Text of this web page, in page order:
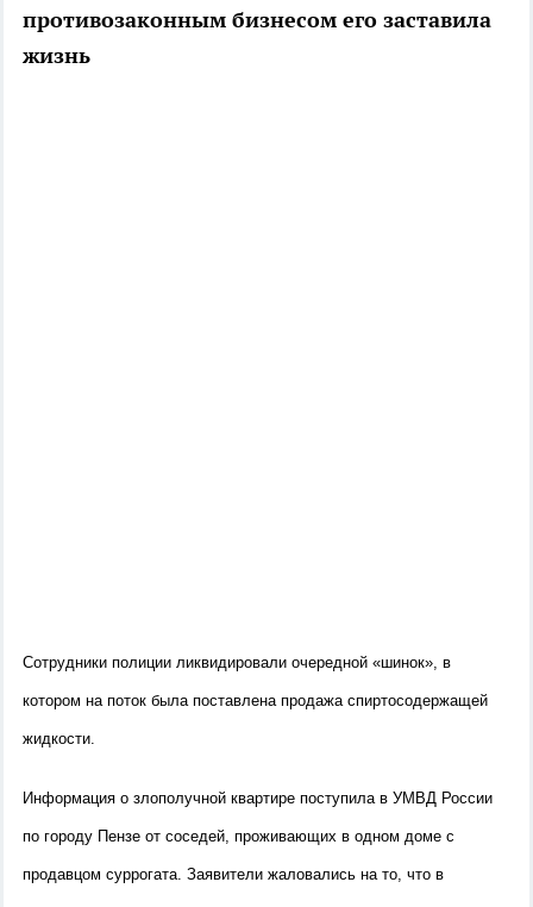
противозаконным бизнесом его заставила
жизнь
Сотрудники полиции ликвидировали очередной «шинок», в
котором на поток была поставлена продажа спиртосодержащей
жидкости.
Информация о злополучной квартире поступила в УМВД России
по городу Пензе от соседей, проживающих в одном доме с
продавцом суррогата. Заявители жаловались на то, что в